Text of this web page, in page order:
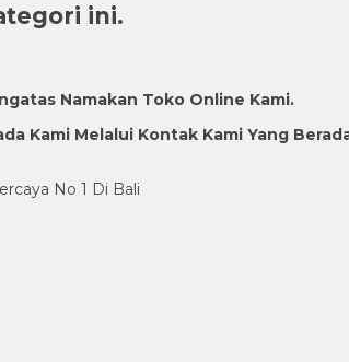
ini.
Namakan Toko Online Kami.
Kami Melalui Kontak Kami Yang
No 1 Di Bali